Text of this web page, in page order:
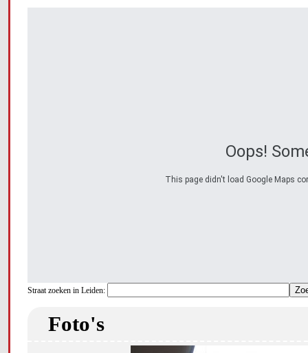
Oops!
This page didn't load Google Maps
Straat zoeken in Leiden:
Foto's